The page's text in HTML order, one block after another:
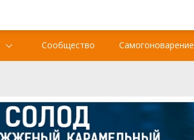
Сообщество Самогоноварение